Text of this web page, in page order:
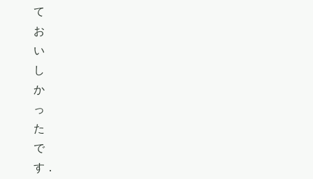
て
お
い
し
か
っ
た
で
す．